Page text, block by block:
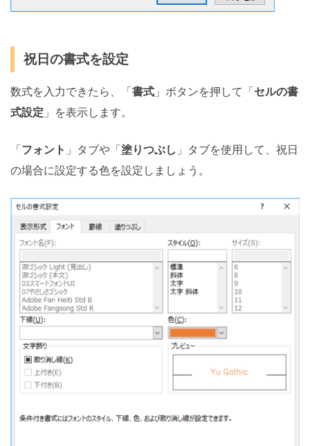
祝日の書式を設定
数式を入力できたら、「 書式 」ボタンを押して「 セルの書
式設定 」を表示します。
「 フォント 」タブや「 塗りつぶし 」タブを使用して、祝日
の場合に設定する色を設定しましょう。